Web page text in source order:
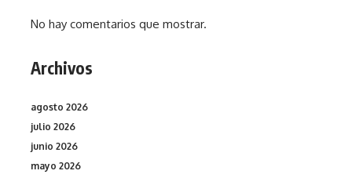
No hay comentarios que mostrar.
Archivos
agosto 2026
julio 2026
junio 2026
mayo 2026